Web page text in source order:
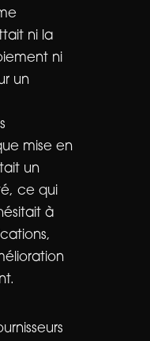
ni la
ni
un
mise en
un
ce qui
à